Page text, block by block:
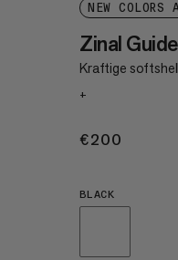
NEW COLORS
Zinal
Kraftige
+
€200
BLACK